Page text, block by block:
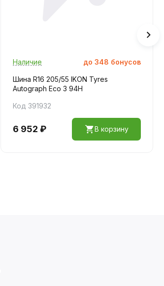
Наличие до 348 бонусов
Шина R16 205/55 IKON Tyres
Autograph Eco 3 94H
Код 391932
6 952 ₽ В корзину